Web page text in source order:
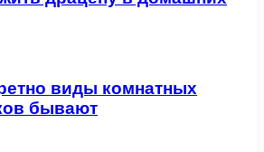
виды комнатных
бывают